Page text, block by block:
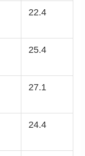
22.4
25.4
27.1
24.4